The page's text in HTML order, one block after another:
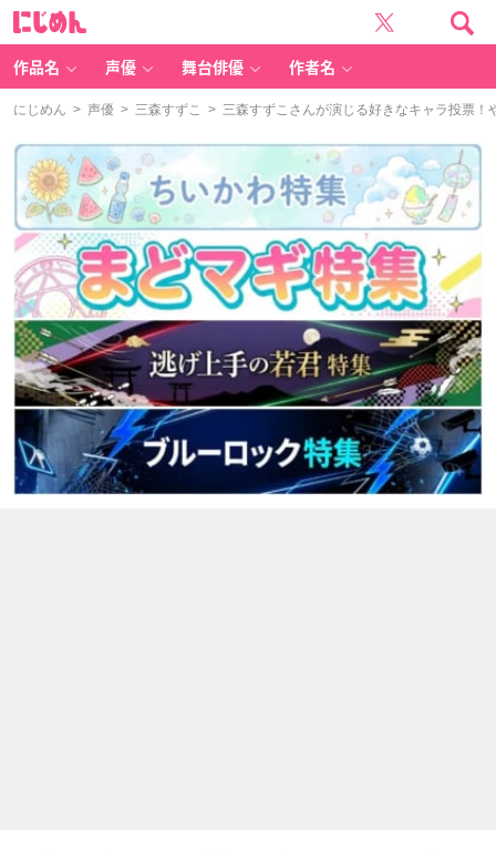
作品名 声優 舞台俳優 作者名
にじめん > 声優 > 三森すずこ > 三森すずこさんが演じる好きなキャラ投票！